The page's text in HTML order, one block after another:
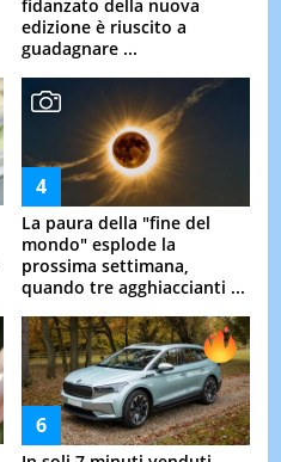
fidanzato della nuova
edizione è riuscito a
guadagnare ...
La paura della "fine del
mondo" esplode la
prossima settimana,
quando tre agghiaccianti ...